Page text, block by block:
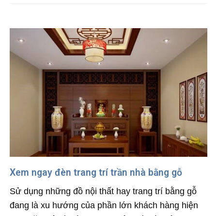
Xem ngay đèn trang trí trần nhà bằng gỗ
Sử dụng những đồ nội thất hay trang trí bằng gỗ
đang là xu hướng của phần lớn khách hàng hiện